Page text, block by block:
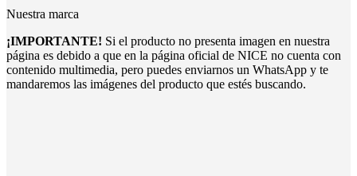
Nuestra marca
¡IMPORTANTE! Si el producto no presenta imagen en nuestra
página es debido a que en la página oficial de NICE no cuenta con
contenido multimedia, pero puedes enviarnos un WhatsApp y te
mandaremos las imágenes del producto que estés buscando.